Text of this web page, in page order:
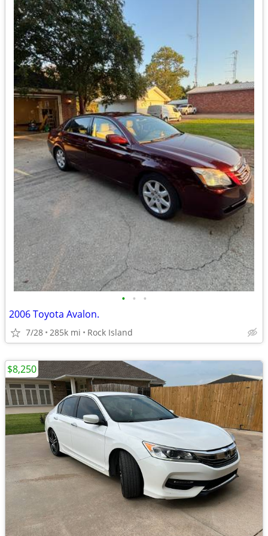
• • •
2006 Toyota Avalon.
7/28 285k mi Rock Island
$8,250